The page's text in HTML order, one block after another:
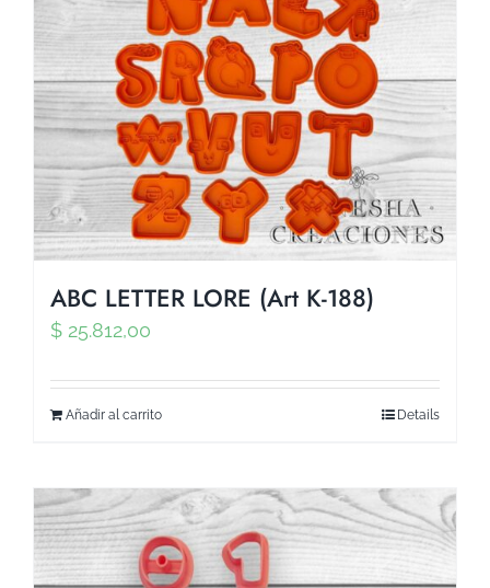
ABC LETTER LORE (Art K-188)
$ 25.812,00
Añadir al carrito Details